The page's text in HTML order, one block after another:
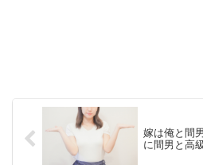
嫁は俺と間
に間男と高